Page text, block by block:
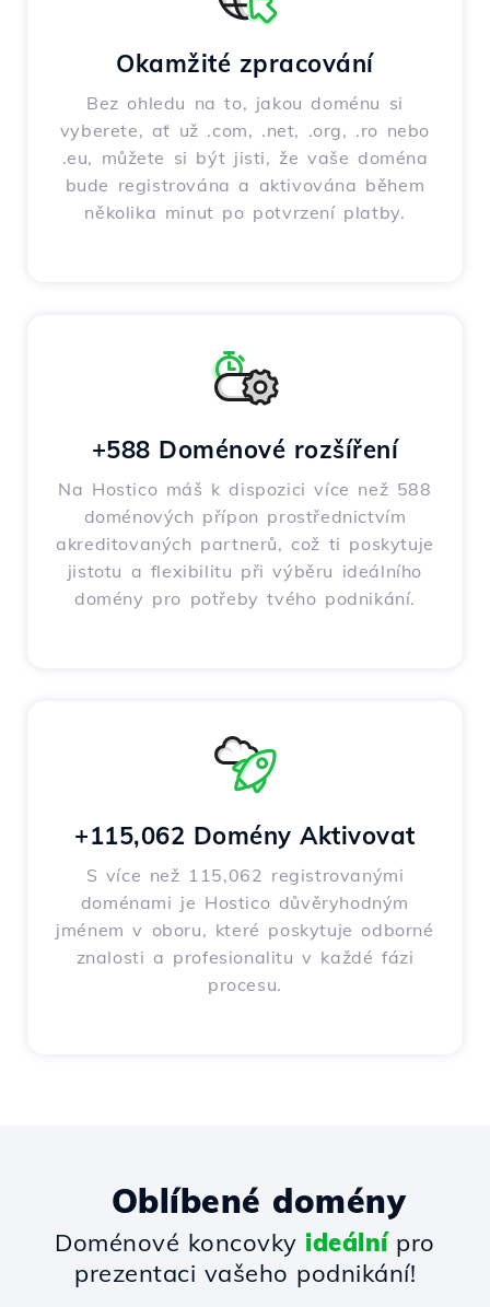
Okamžité zpracování
Bez ohledu na to, jakou doménu si
vyberete, ať už .com, .net, .org, .ro nebo
.eu, můžete si být jisti, že vaše doména
bude registrována a aktivována během
několika minut po potvrzení platby.
+588 Doménové rozšíření
Na Hostico máš k dispozici více než 588
doménových přípon prostřednictvím
akreditovaných partnerů, což ti poskytuje
jistotu a flexibilitu při výběru ideálního
domény pro potřeby tvého podnikání.
+115,062 Domény Aktivovat
S více než 115,062 registrovanými
doménami je Hostico důvěryhodným
jménem v oboru, které poskytuje odborné
znalosti a profesionalitu v každé fázi
procesu.
Oblíbené domény
Doménové koncovky ideálnípro
prezentaci vašeho podnikání!